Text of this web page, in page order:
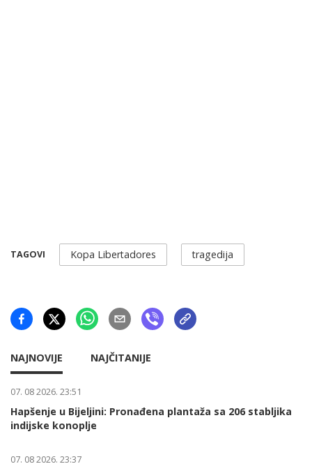
TAGOVI Kopa Libertadores tragedija
NAJNOVIJE NAJČITANIJE
07. 08 2026. 23:51
Hapšenje u Bijeljini: Pronađena plantaža sa 206 stabljika
indijske konoplje
07. 08 2026. 23:37